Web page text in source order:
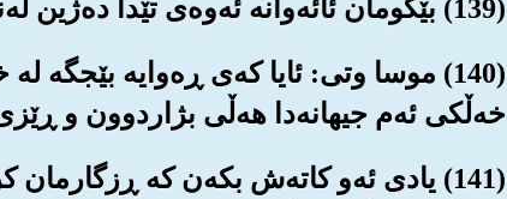
(139) بێگومان ئائه‌وانه ئه‌وه‌ی تێدا ده‌ژین له‌ناوچووه و، پووچه‌ڵه ئه‌وه‌ی ئه‌وان ده‌یانکرد.
(140) موسا وتی: ئایا که‌ی ڕه‌وایه بێجگه
خه‌ڵکی ئه‌م جیهانه‌دا هه‌ڵی بژاردوون و
(141) یادی ئه‌و کاته‌ش بکه‌ن که